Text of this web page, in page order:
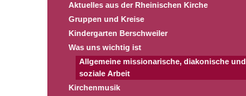
Aktuelles aus der Rheinischen Kirche
Gruppen und Kreise
Kindergarten Berschweiler
Was uns wichtig ist
Allgemeine missionarische, diakonische und
soziale Arbeit
Kirchenmusik